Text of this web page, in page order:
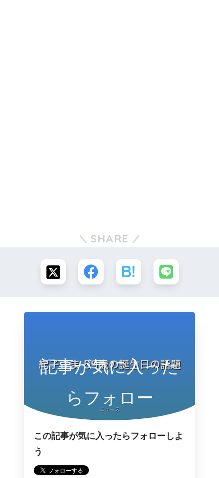
SHARE
記事が気に入った
らフォロー
この記事が気に入ったらフォローしよ
う